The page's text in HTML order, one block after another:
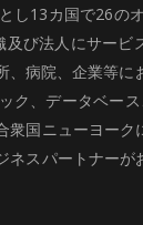
し13カ国で26の
び法人にサービ
病院、企業等に
ク、データベー
国ニューヨーク
ネスパートナーが